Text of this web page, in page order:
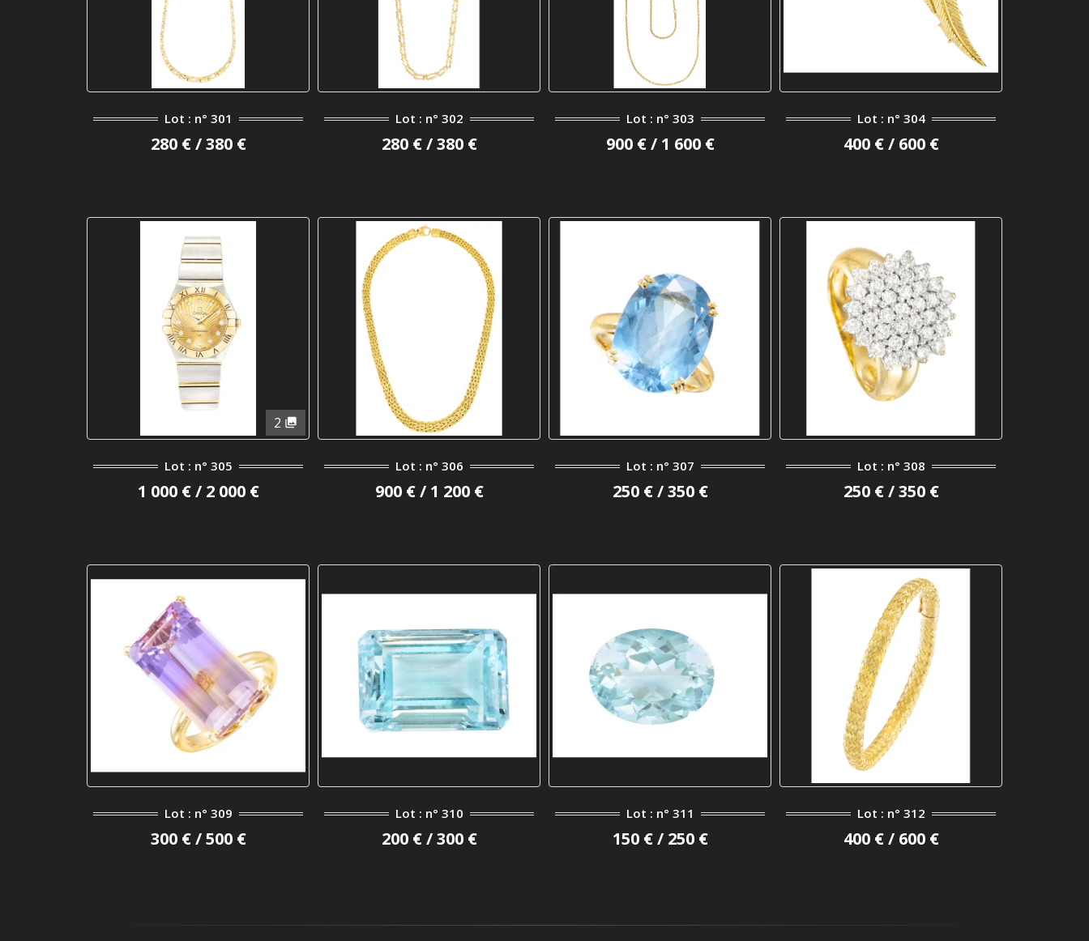
Lot : n° 301
280 € / 380 €
Lot : n° 302
280 € / 380 €
Lot : n° 303
900 € / 1 600 €
Lot : n° 304
400 € / 600 €
2
Lot : n° 305
1 000 € / 2 000 €
Lot : n° 306
900 € / 1 200 €
Lot : n° 307
250 € / 350 €
Lot : n° 308
250 € / 350 €
Lot : n° 309
300 € / 500 €
Lot : n° 310
200 € / 300 €
Lot : n° 311
150 € / 250 €
Lot : n° 312
400 € / 600 €